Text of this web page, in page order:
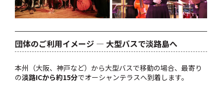
団体のご利用イメージ ― 大型バスで淡路島へ
本州（大阪、神戸など）から大型バスで移動の場合、最寄り
の淡路ICから約15分でオーシャンテラスへ到着します。